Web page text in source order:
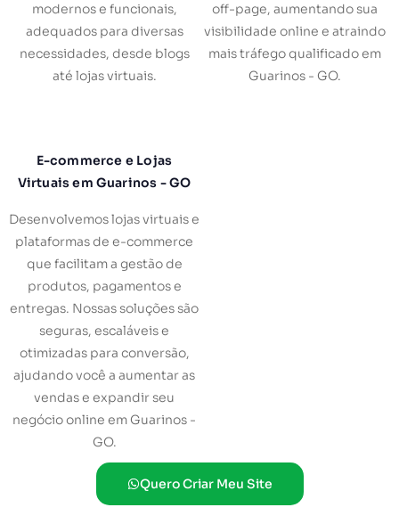
modernos e funcionais,
adequados para diversas
necessidades, desde blogs
até lojas virtuais.
off-page, aumentando sua
visibilidade online e atraindo
mais tráfego qualificado em
Guarinos - GO.
E-commerce e Lojas
Virtuais em Guarinos - GO
Desenvolvemos lojas virtuais e
plataformas de e-commerce
que facilitam a gestão de
produtos, pagamentos e
entregas. Nossas soluções são
seguras, escaláveis e
otimizadas para conversão,
ajudando você a aumentar as
vendas e expandir seu
negócio online em Guarinos -
GO.
Quero Criar Meu Site